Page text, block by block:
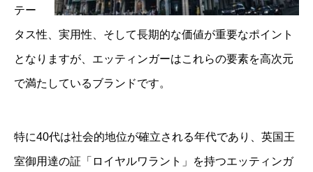
テー
タス性、実用性、そして長期的な価値が重要なポイント
となりますが、エッティンガーはこれらの要素を高次元
で満たしているブランドです。
特に40代は社会的地位が確立される年代であり、英国王
室御用達の証「ロイヤルワラント」を持つエッティンガ